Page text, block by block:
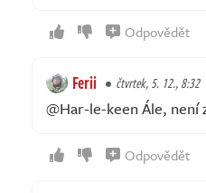
Odpovědět
Ferii čtvrtek, 5. 12., 8:32
@Har-le-keen Ále, není
Odpovědět